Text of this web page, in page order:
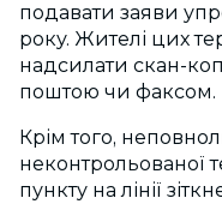
подавати заяви
року. Жителі цих
надсилати скан-
поштою чи факсом.
Крім того,
неконтрольованої
пункту на лінії